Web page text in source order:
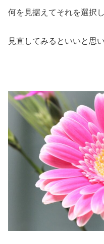
何を見据えてそれを選択
見直してみるといいと思